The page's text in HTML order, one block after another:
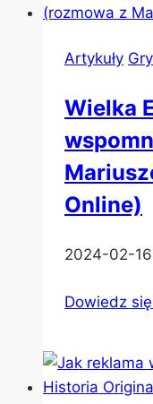
Artykuły Gry
Wielka
Online)
2024-02-16
Dowiedz